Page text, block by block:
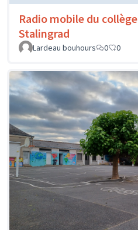
Radio mobile du collège
Stalingrad
Lardeau bouhours
0 0